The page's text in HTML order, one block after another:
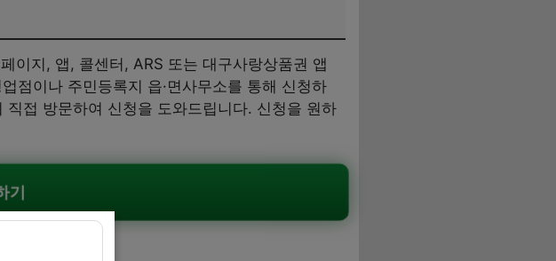
이지, 앱, 콜센터, ARS 또는 대구사랑상품권 앱
점이나 주민등록지 읍·면사무소를 통해 신청하
접 방문하여 신청을 도와드립니다. 신청을 원하
기